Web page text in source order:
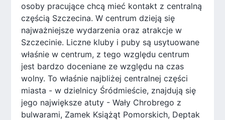
osoby pracujące chcą mieć kontakt z centralną
częścią Szczecina. W centrum dzieją się
najważniejsze wydarzenia oraz atrakcje w
Szczecinie. Liczne kluby i puby są usytuowane
właśnie w centrum, z tego względu centrum
jest bardzo doceniane ze względu na czas
wolny. To właśnie najbliżej centralnej części
miasta - w dzielnicy Śródmieście, znajdują się
jego największe atuty - Wały Chrobrego z
bulwarami, Zamek Książąt Pomorskich, Deptak